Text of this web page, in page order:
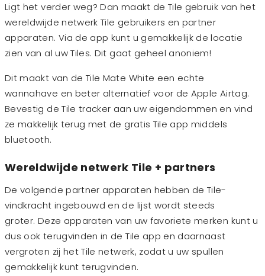
Ligt het verder weg? Dan maakt de Tile gebruik van het
wereldwijde netwerk Tile gebruikers en partner
apparaten. Via de app kunt u gemakkelijk de locatie
zien van al uw Tiles. Dit gaat geheel anoniem!
Dit maakt van de Tile Mate White een echte
wannahave en beter alternatief voor de Apple Airtag.
Bevestig de Tile tracker aan uw eigendommen en vind
ze makkelijk terug met de gratis Tile app middels
bluetooth.
Wereldwijde netwerk Tile + partners
De volgende partner apparaten hebben de Tile-
vindkracht ingebouwd en de lijst wordt steeds
groter. Deze apparaten van uw favoriete merken kunt u
dus ook terugvinden in de Tile app en daarnaast
vergroten zij het Tile netwerk, zodat u uw spullen
gemakkelijk kunt terugvinden.